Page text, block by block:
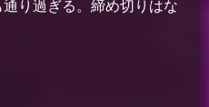
り過ぎる。締め切りはな